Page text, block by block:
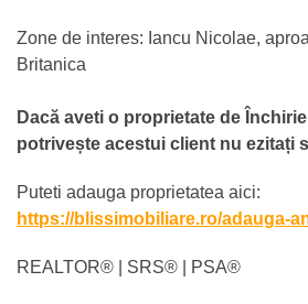
Zone de interes: Iancu Nicolae,
Britanica
Dacă aveti o proprietate de
potrivește acestui client nu ezitați
Puteti adauga proprietatea aici:
https://blissimobiliare.ro/adauga-
REALTOR®️ | SRS®️ | PSA®️